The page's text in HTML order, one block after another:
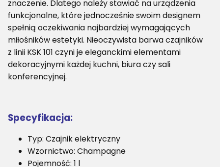
znaczenie. Dlatego należy stawiać na urządzenia
funkcjonalne, które jednocześnie swoim designem
spełnią oczekiwania najbardziej wymagających
miłośników estetyki. Nieoczywista barwa czajników
z linii KSK 101 czyni je eleganckimi elementami
dekoracyjnymi każdej kuchni, biura czy sali
konferencyjnej.
Specyfikacja:
Typ: Czajnik elektryczny
Wzornictwo: Champagne
Pojemność: 1 l